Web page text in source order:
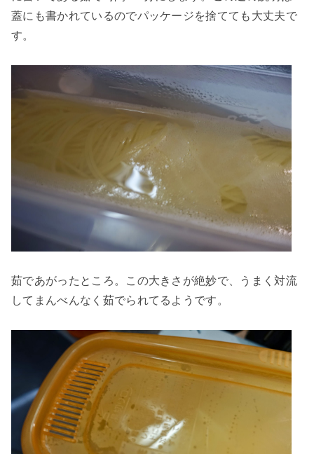
蓋にも書かれているのでパッケージを捨てても大丈夫で
す。
茹であがったところ。この大きさが絶妙で、うまく対流
してまんべんなく茹でられてるようです。